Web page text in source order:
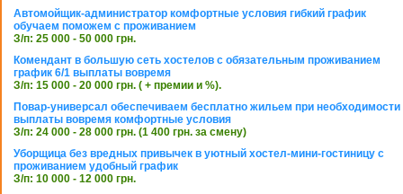
Автомойщик-администратор комфортные условия гибкий график
обучаем поможем с проживанием
З/п: 25 000 - 50 000 грн.
Комендант в большую сеть хостелов с обязательным проживанием
график 6/1 выплаты вовремя
З/п: 15 000 - 20 000 грн. ( + премии и %).
Повар-универсал обеспечиваем бесплатно жильем при необходимости
выплаты вовремя комфортные условия
З/п: 24 000 - 28 000 грн. (1 400 грн. за смену)
Уборщица без вредных привычек в уютный хостел-мини-гостиницу с
проживанием удобный график
З/п: 10 000 - 12 000 грн.